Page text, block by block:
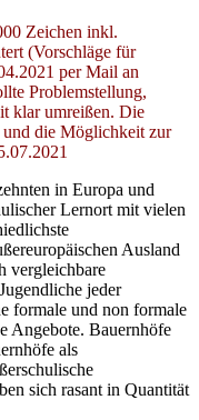
Zeichen inkl.
(Vorschläge für
per Mail an
Problemstellung,
klar umreißen. Die
und die Möglichkeit zur
in Europa und
Lernort mit vielen
Ausland
vergleichbare
jeder
formale und non formale
Angebote. Bauernhöfe
als
sich rasant in Quantität